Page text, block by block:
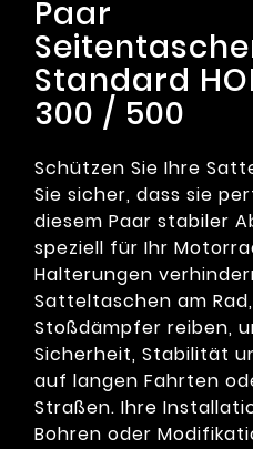
Paar
Standard
300 / 500
Schützen Sie Ihre
Sie sicher, dass sie
diesem Paar stabiler
speziell für Ihr
Halterungen
Satteltaschen am
Stoßdämpfer reiben,
Sicherheit, Stabilität
auf langen Fahrten
Straßen. Ihre
Bohren oder